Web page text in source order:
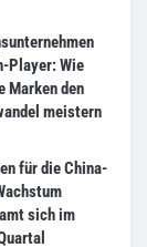
Player: Wie
Marken den
meistern
für die China-
sich im